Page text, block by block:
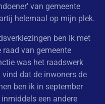
’ van gemeente
helemaal op mijn plek.
ben ik met
raad van gemeente
was het raadswerk
vind dat de inwoners de
ben ik in september
een andere